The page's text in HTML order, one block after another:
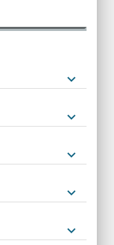
keyboard_arrow_down
keyboard_arrow_down
keyboard_arrow_down
keyboard_arrow_down
keyboard_arrow_down